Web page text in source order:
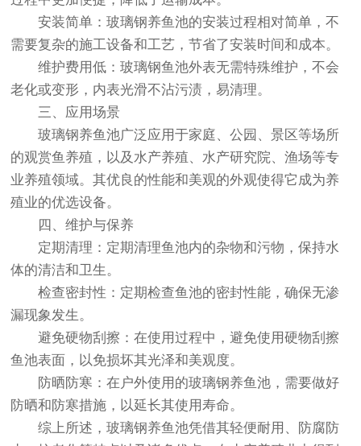
安装简单：玻璃钢养鱼池的安装过程相对简单，不
需要复杂的施工设备和工艺，节省了安装时间和成本。
维护费用低：玻璃钢鱼池外表无需特殊维护，不会
老化或变形，内表光滑不沾污渍，易清理。
三、应用场景
玻璃钢养鱼池广泛应用于家庭、公园、景区等场所
的观赏鱼养殖，以及水产养殖、水产研究院、渔场等专
业养殖领域。其优良的性能和美观的外观使得它成为养
殖业的优选设备。
四、维护与保养
定期清理：定期清理鱼池内的杂物和污物，保持水
体的清洁和卫生。
检查密封性：定期检查鱼池的密封性能，确保无渗
漏现象发生。
避免硬物刮擦：在使用过程中，避免使用硬物刮擦
鱼池表面，以免损坏其光泽和美观度。
防晒防寒：在户外使用的玻璃钢养鱼池，需要做好
防晒和防寒措施，以延长其使用寿命。
综上所述，玻璃钢养鱼池凭借其轻便耐用、防腐防